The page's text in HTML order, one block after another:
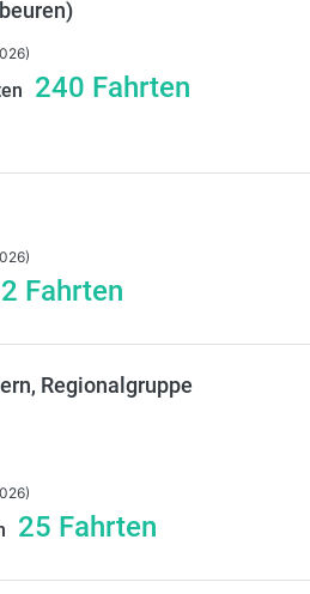
240 Fahrten
2 Fahrten
Regionalgruppe
25 Fahrten